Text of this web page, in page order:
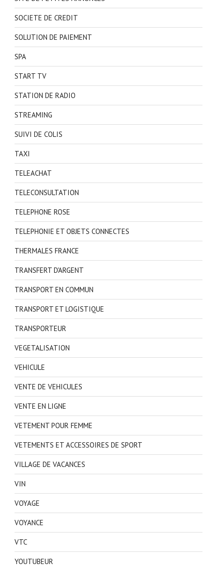
SOCIETE DE CREDIT
SOLUTION DE PAIEMENT
SPA
START TV
STATION DE RADIO
STREAMING
SUIVI DE COLIS
TAXI
TELEACHAT
TELECONSULTATION
TELEPHONE ROSE
TELEPHONIE ET OBJETS CONNECTES
THERMALES FRANCE
TRANSFERT D'ARGENT
TRANSPORT EN COMMUN
TRANSPORT ET LOGISTIQUE
TRANSPORTEUR
VEGETALISATION
VEHICULE
VENTE DE VEHICULES
VENTE EN LIGNE
VETEMENT POUR FEMME
VETEMENTS ET ACCESSOIRES DE SPORT
VILLAGE DE VACANCES
VIN
VOYAGE
VOYANCE
VTC
YOUTUBEUR